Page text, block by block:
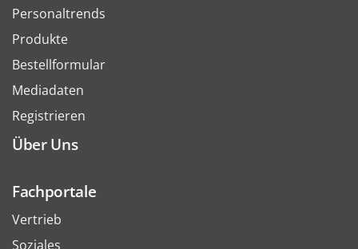
Personaltrends
Produkte
Bestellformular
Mediadaten
Registrieren
Über Uns
Fachportale
Vertrieb
Soziales